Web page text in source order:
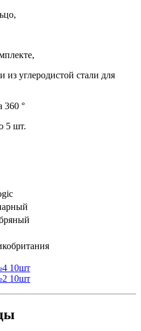
углеродистой стали для
360 °
5 шт.
10шт
10шт